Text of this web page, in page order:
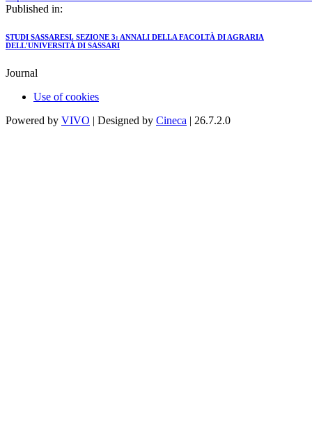
Published in:
STUDI SASSARESI. SEZIONE 3: ANNALI DELLA FACOLTÀ DI AGRARIA
DELL'UNIVERSITÀ DI SASSARI
Journal
Use of cookies
Powered by VIVO | Designed by Cineca | 26.7.2.0